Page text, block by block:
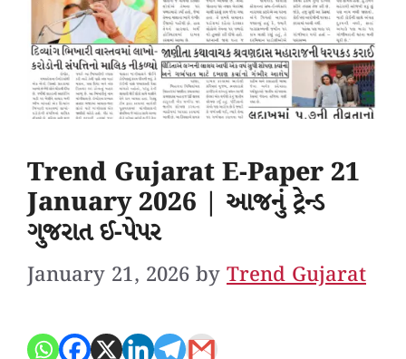
Trend Gujarat E-Paper 21
January 2026 | આજનું ટ્રેન્ડ
ગુજરાત ઈ-પેપર
January 21, 2026 by Trend Gujarat